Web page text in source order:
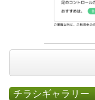
チラシギャラリー